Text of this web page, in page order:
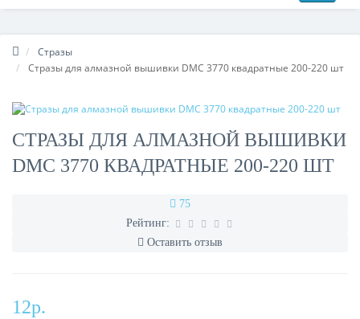
Стразы
Стразы для алмазной вышивки DMC 3770 квадратные 200-220 шт
СТРАЗЫ ДЛЯ АЛМАЗНОЙ ВЫШИВКИ
DMC 3770 КВАДРАТНЫЕ 200-220 ШТ
75
Рейтинг:
Оставить отзыв
12р.